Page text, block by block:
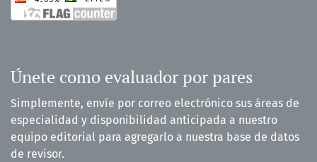
Únete como evaluador por pares
Simplemente, envíe por correo electrónico sus áreas de
especialidad y disponibilidad anticipada a nuestro
equipo editorial para agregarlo a nuestra base de datos
de revisor.